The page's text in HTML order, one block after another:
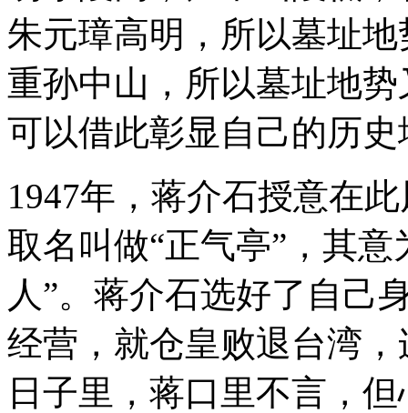
朱元璋高明，所以墓址
重孙中山，所以墓址地
可以借此彰显自己的历史
1947年，蒋介石授意在
取名叫做“正气亭”，其
人”。蒋介石选好了自己
经营，就仓皇败退台湾
日子里，蒋口里不言，